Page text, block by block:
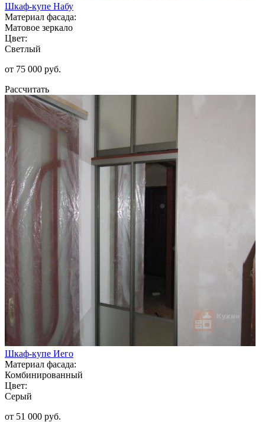
Шкаф-купе Набу
Материал фасада:
Матовое зеркало
Цвет:
Светлый
от 75 000 руб.
Рассчитать
Шкаф-купе Иего
Материал фасада:
Комбинированный
Цвет:
Серый
от 51 000 руб.